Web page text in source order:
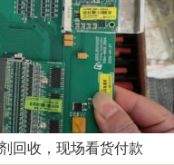
回收，现场看货付款